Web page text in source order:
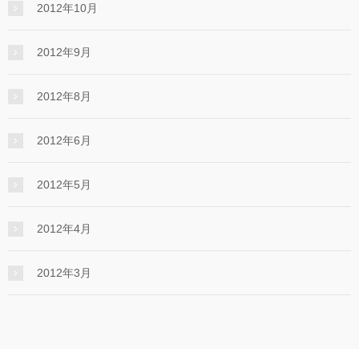
2012年10月
2012年9月
2012年8月
2012年6月
2012年5月
2012年4月
2012年3月